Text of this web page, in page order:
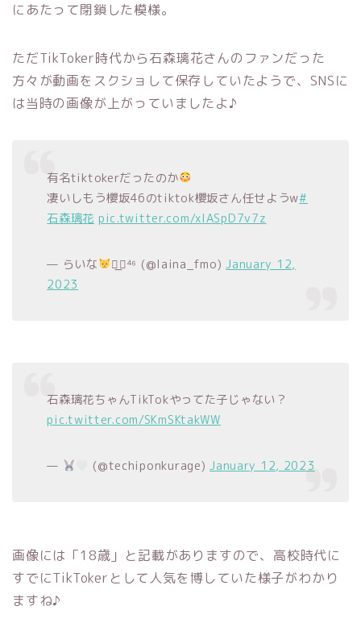
にあたって閉鎖した模様。
ただTikToker時代から石森璃花さんのファンだった
方々が動画をスクショして保存していたようで、SNSに
は当時の画像が上がっていましたよ♪
有名tiktokerだったのか
凄いしもう櫻坂46のtiktok櫻坂さん任せようw#
石森璃花 pic.twitter.com/xlASpD7v7z
— らいな ◢͟￨⁴⁶ (@laina_fmo)January 12,
2023
石森璃花ちゃんTikTokやってた子じゃない？
pic.twitter.com/SKmSKtakWW
— (@techiponkurage)January 12, 2023
画像には「18歳」と記載がありますので、高校時代に
すでにTikTokerとして人気を博していた様子がわかり
ますね♪